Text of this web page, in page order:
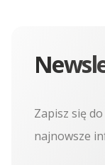
Zapisz się
najnowsze